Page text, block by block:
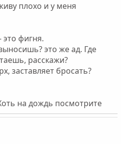
плохо и у меня
фигня.
это же ад. Где
расскажи?
заставляет бросать?
на дождь посмотрите